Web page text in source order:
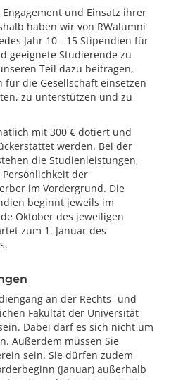
Engagement und Einsatz ihrer
haben wir von RWalumni
Jahr 10 - 15 Stipendien für
geeignete Studierende zu
Teil dazu beitragen,
für die Gesellschaft einsetzen
zu unterstützen und zu
mit 300 € dotiert und
werden. Bei der
die Studienleistungen,
der
im Vordergrund. Die
beginnt jeweils im
Oktober des jeweiligen
zum 1. Januar des
an der Rechts- und
Fakultät der Universität
Dabei darf es sich nicht um
Außerdem müssen Sie
sein. Sie dürfen zudem
(Januar) außerhalb